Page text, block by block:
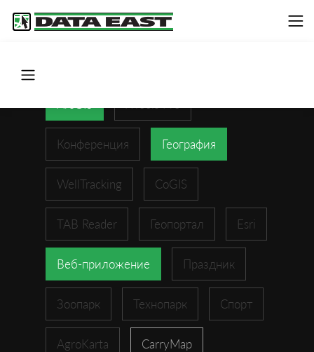
Конференция География
WellTracking CoGIS
TAB Reader Геопортал Esri
Веб-приложение Праздник
Зоопарк Технопарк Спорт
AgroKarta CarryMap